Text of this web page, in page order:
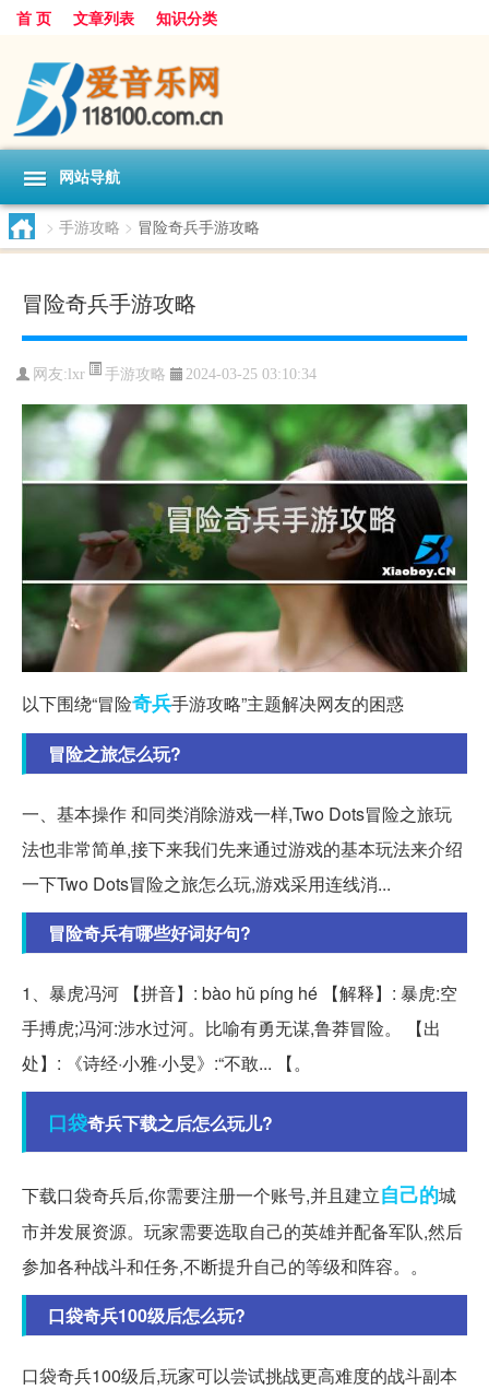
首 页 文章列表 知识分类
网站导航
> 手游攻略 > 冒险奇兵手游攻略
冒险奇兵手游攻略
网友: lxr 手游攻略 2024-03-25 03:10:34
以下围绕“冒险奇兵手游攻略”主题解决网友的困惑
冒险之旅怎么玩?
一、基本操作 和同类消除游戏一样,Two Dots冒险之旅玩
法也非常简单,接下来我们先来通过游戏的基本玩法来介绍
一下Two Dots冒险之旅怎么玩,游戏采用连线消...
冒险奇兵有哪些好词好句?
1、暴虎冯河 【拼音】: bào hǔ píng hé 【解释】: 暴虎:空
手搏虎;冯河:涉水过河。比喻有勇无谋,鲁莽冒险。 【出
处】: 《诗经·小雅·小旻》:“不敢... 【。
口袋奇兵下载之后怎么玩儿?
下载口袋奇兵后,你需要注册一个账号,并且建立自己的城
市并发展资源。玩家需要选取自己的英雄并配备军队,然后
参加各种战斗和任务,不断提升自己的等级和阵容。。
口袋奇兵100级后怎么玩?
口袋奇兵100级后,玩家可以尝试挑战更高难度的战斗副本